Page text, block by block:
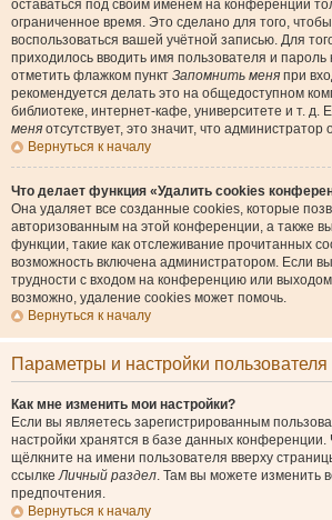
оставаться под своим именем на конференции
ограниченное время. Это сделано для того,
воспользоваться вашей учётной записью. Для
приходилось вводить имя пользователя и
отметить флажком пункт Запомнить меня при
рекомендуется делать это на общедоступном
библиотеке, интернет-кафе, университете и т. д.
меня отсутствует, это значит, что
Вернуться к началу
Что делает функция «Удалить cookies
Она удаляет все созданные cookies, которые
авторизованным на этой конференции, а также
функции, такие как отслеживание прочитанных
возможность включена администратором. Если
трудности с входом на конференцию или
возможно, удаление cookies может помочь.
Вернуться к началу
Параметры и настройки пользователя
Как мне изменить мои настройки?
Если вы являетесь зарегистрированным
настройки хранятся в базе данных
щёлкните на имени пользователя вверху
ссылкеЛичный раздел. Там вы можете изменить
предпочтения.
Вернуться к началу